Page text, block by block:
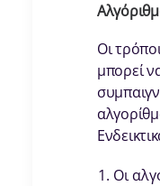
Oι
μπορεί
Οι